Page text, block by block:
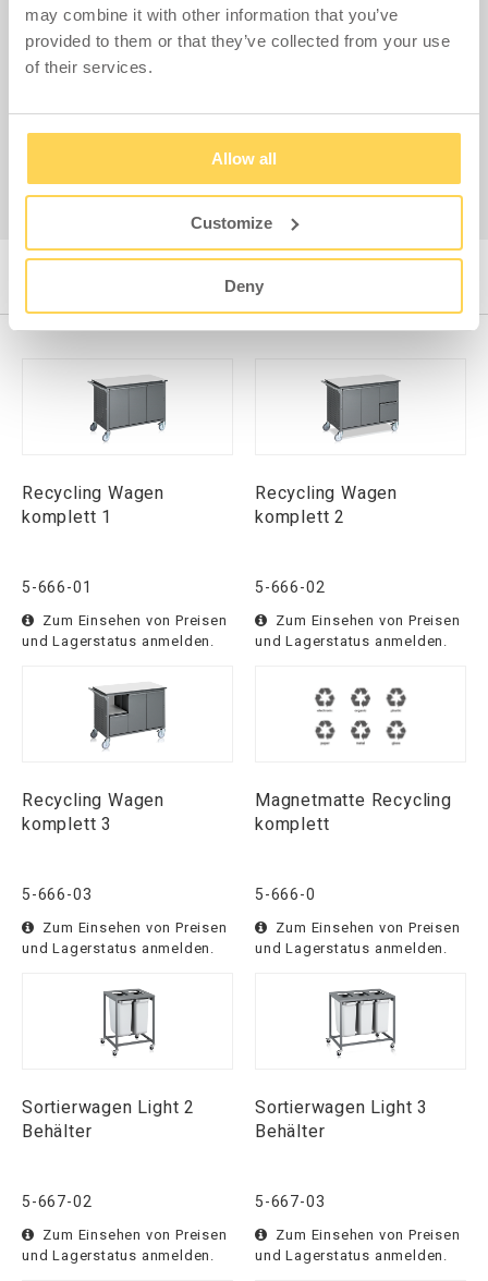
may combine it with other information that you’ve
provided to them or that they’ve collected from your use
of their services.
Allow all
Customize
Deny
losen Behältern aus recyceltem Kunststoff mit einem
Volumen von jeweils 60 Litern erhältlich und kann
sowohl mit als auch ohne Müllbeutel verwendet
Alle Recyclingwagen ansehen!
Recycling Wagen
komplett 1
5-666-01
Zum Einsehen von Preisen
und Lagerstatus anmelden.
Recycling Wagen
komplett 2
5-666-02
Zum Einsehen von Preisen
und Lagerstatus anmelden.
Recycling Wagen
komplett 3
5-666-03
Zum Einsehen von Preisen
und Lagerstatus anmelden.
Magnetmatte Recycling
komplett
5-666-0
Zum Einsehen von Preisen
und Lagerstatus anmelden.
Sortierwagen Light 2
Behälter
5-667-02
Zum Einsehen von Preisen
und Lagerstatus anmelden.
Sortierwagen Light 3
Behälter
5-667-03
Zum Einsehen von Preisen
und Lagerstatus anmelden.